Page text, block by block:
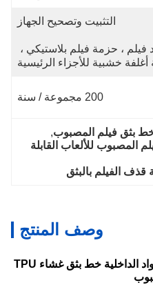
التثبيت وتصحيح الجهاز
امتداد فيلم ، حزمة فيلم بلاستيكي ،
خشبية للأجزاء الرئيسية
200 مجموعة / سنة
,
خط فيلم المصبوب للألعاب القابلة
الفيلم بالبثق
وصف المنتج
تستخدم للأحذية القابلة للنفخ المواد الداخلية خط بثق غشاء TPU